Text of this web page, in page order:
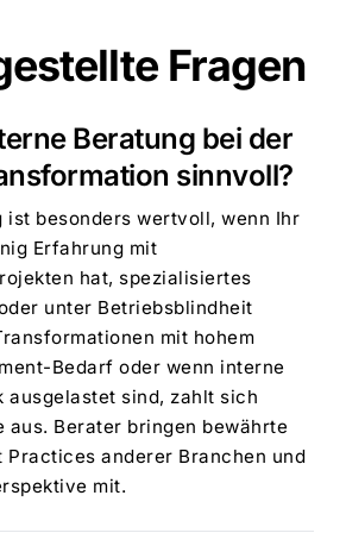
Fragen
Beratung bei der
sinnvoll?
ist besonders wertvoll, wenn Ihr
Erfahrung mit
hat, spezialisiertes
unter Betriebsblindheit
mit hohem
Bedarf oder wenn interne
ausgelastet sind, zahlt sich
aus. Berater bringen bewährte
Practices anderer Branchen und
mit.